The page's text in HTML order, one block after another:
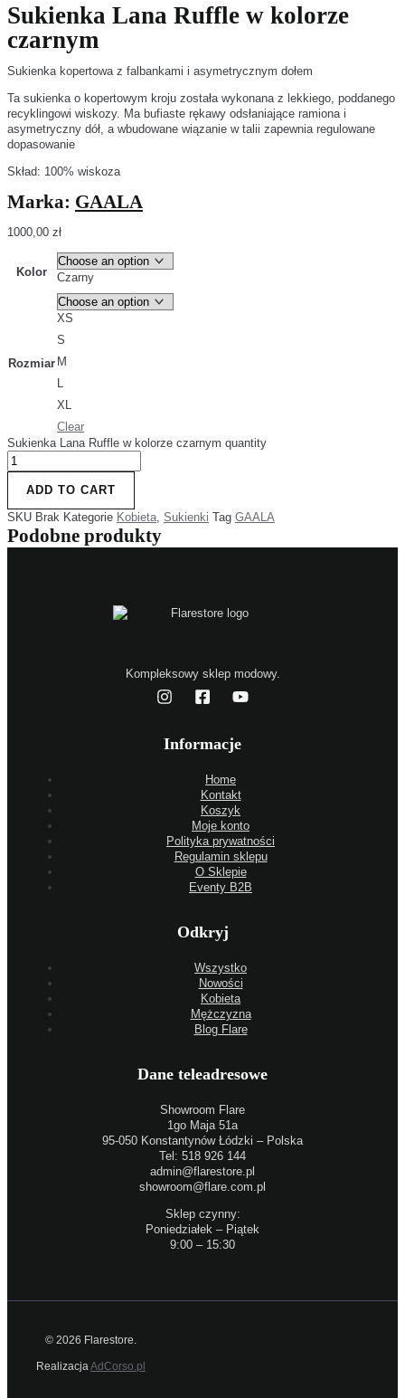
Sukienka Lana Ruffle w kolorze
czarnym
Sukienka kopertowa z falbankami i asymetrycznym dołem
Ta sukienka o kopertowym kroju została wykonana z lekkiego, poddanego
recyklingowi wiskozy. Ma bufiaste rękawy odsłaniające ramiona i
asymetryczny dół, a wbudowane wiązanie w talii zapewnia regulowane
dopasowanie
Skład: 100% wiskoza
Marka: GAALA
1000,00 zł
Kolor Czarny
Rozmiar
XS
S
M
L
XL
Clear
Sukienka Lana Ruffle w kolorze czarnym quantity
ADD TO CART
SKU Brak Kategorie Kobieta, Sukienki Tag GAALA
Podobne produkty
Kompleksowy sklep modowy.
Informacje
Home
Kontakt
Koszyk
Moje konto
Polityka prywatności
Regulamin sklepu
O Sklepie
Eventy B2B
Odkryj
Wszystko
Nowości
Kobieta
Mężczyzna
Blog Flare
Dane teleadresowe
Showroom Flare
1go Maja 51a
95-050 Konstantynów Łódzki – Polska
Tel: 518 926 144
admin@flarestore.pl
showroom@flare.com.pl
Sklep czynny:
Poniedziałek – Piątek
9:00 – 15:30
© 2026 Flarestore.
RealizacjaAdCorso.pl